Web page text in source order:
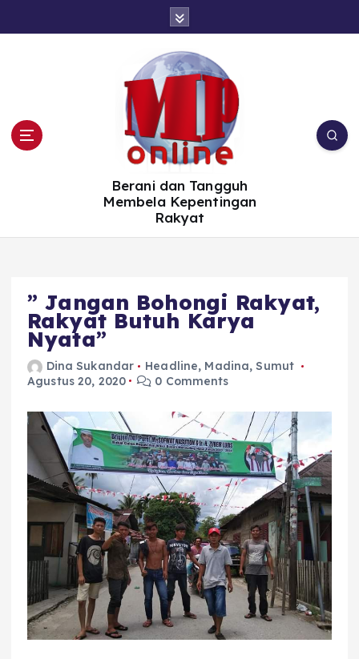
Berani dan Tangguh
Membela Kepentingan
Rakyat
” Jangan Bohongi Rakyat,
Rakyat Butuh Karya
Nyata”
Dina Sukandar Headline, Madina,Sumut
Agustus 20, 2020
0 Comments